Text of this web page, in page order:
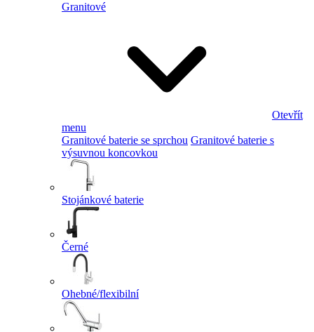
Granitové
Otevřít
menu
Granitové baterie se sprchou Granitové baterie s
výsuvnou koncovkou
Stojánkové baterie
Černé
Ohebné/flexibilní